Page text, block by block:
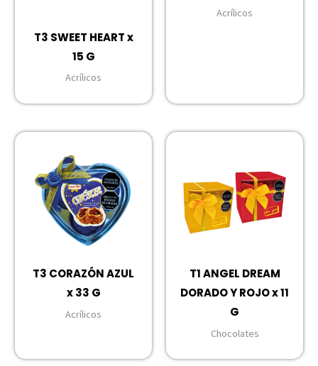
T3 SWEET HEART x
15 G
Acrílicos
Acrílicos
T3 CORAZÓN AZUL
x 33 G
Acrílicos
T1 ANGEL DREAM
DORADO Y ROJO x 11
G
Chocolates